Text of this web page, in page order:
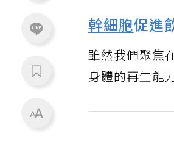
幹細胞促進
雖然我們聚焦
身體的再生能